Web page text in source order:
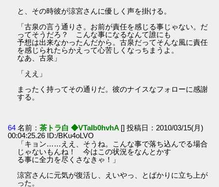
と、その時彼が涼宮さんに優しく声を掛ける。
「古泉の言う通りさ。お前が責任を感じる事じゃない。だ
ってそうだろ？ こんな事になるなんて誰にも
予想は出来なかったんだから。古泉だってそんな風に責任
を感じられたらかえって心苦しくなっちまうよ。
なあ、古泉」
「ええ」
まったく持ってその通りだ。彼のナイスなフォローに感謝
する。
64 名前：茶トラ白 ◆VTaIb0hvhA [] 投稿日：2010/03/15(月)
00:04:25.26 ID:/BKu4oLVO
「キョン……ええ、そうね。こんな事で落ち込んでる場合
じゃないもんね！ 今はこの状況をなんとかす
る事に全力を尽くさなきゃ！」
涼宮さんに元気が復活し、えいやっ、とばかりに立ち上が
った。